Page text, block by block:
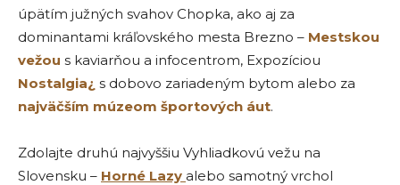
úpätím južných svahov Chopka, ako aj za
dominantami kráľovského mesta Brezno – Mestskou
vežou s kaviarňou a infocentrom, Expozíciou
Nostalgia¿ s dobovo zariadeným bytom alebo za
najväčším múzeom športových áut.
Zdolajte druhú najvyššiu Vyhliadkovú vežu na
Slovensku – Horné Lazy alebo samotný vrchol